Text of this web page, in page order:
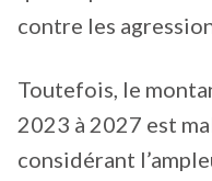
contre les
Toutefois, le
2023 à 2027 est
considérant